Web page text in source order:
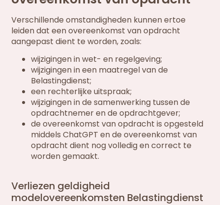
Verschillende omstandigheden kunnen ertoe
leiden dat een overeenkomst van opdracht
aangepast dient te worden, zoals:
wijzigingen in wet- en regelgeving;
wijzigingen in een maatregel van de
Belastingdienst;
een rechterlijke uitspraak;
wijzigingen in de samenwerking tussen de
opdrachtnemer en de opdrachtgever;
de overeenkomst van opdracht is opgesteld
middels ChatGPT en de overeenkomst van
opdracht dient nog volledig en correct te
worden gemaakt.
Verliezen geldigheid
modelovereenkomsten Belastingdienst